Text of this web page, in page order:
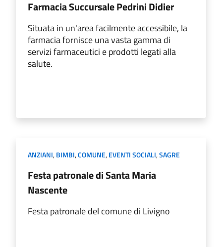
Farmacia Succursale Pedrini Didier
Situata in un'area facilmente accessibile, la
farmacia fornisce una vasta gamma di
servizi farmaceutici e prodotti legati alla
salute.
ANZIANI,BIMBI,COMUNE,EVENTI SOCIALI,SAGRE
Festa patronale di Santa Maria
Nascente
Festa patronale del comune di Livigno